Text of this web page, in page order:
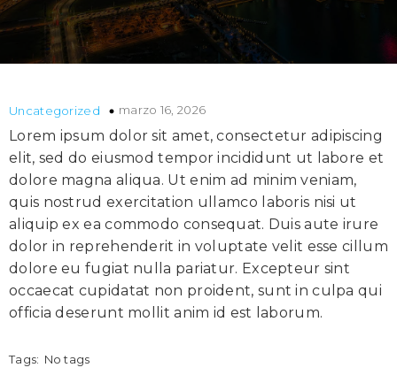
Uncategorized marzo 16, 2026
Lorem ipsum dolor sit amet, consectetur adipiscing
elit, sed do eiusmod tempor incididunt ut labore et
dolore magna aliqua. Ut enim ad minim veniam,
quis nostrud exercitation ullamco laboris nisi ut
aliquip ex ea commodo consequat. Duis aute irure
dolor in reprehenderit in voluptate velit esse cillum
dolore eu fugiat nulla pariatur. Excepteur sint
occaecat cupidatat non proident, sunt in culpa qui
officia deserunt mollit anim id est laborum.
Tags: No tags